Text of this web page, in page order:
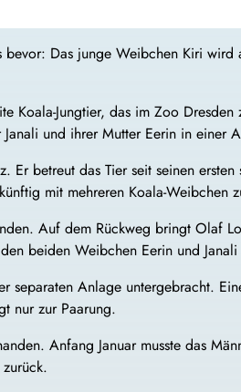
Das junge Weibchen Kiri
Jungtier, das im Zoo
und ihrer Mutter Eerin in einer
betreut das Tier seit seinen
mit mehreren Koala-Weibchen
Auf dem Rückweg bringt Olaf
beiden Weibchen Eerin und
separaten Anlage untergebracht.
nur zur Paarung.
Anfang Januar musste das